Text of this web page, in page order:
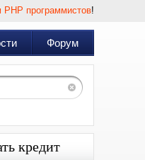
программистов!
Форум
кредит